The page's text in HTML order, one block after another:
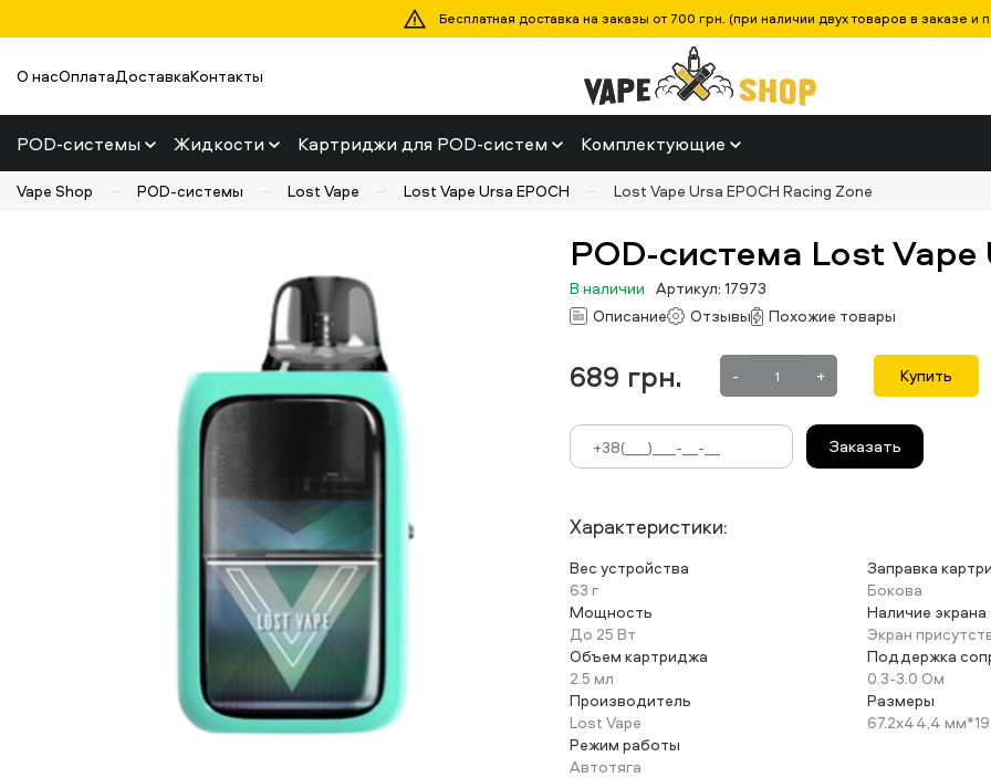
Бесплатная доставка на заказы от 700 грн. (при наличии двух товаров в заказе и
О насОплатаДоставкаКонтакты
POD-системы Жидкости Картриджи для POD-систем Комплектующие
Vape Shop POD-системы Lost Vape Lost Vape Ursa EPOCH Lost Vape Ursa EPOCH Racing Zone
POD-система Lost
В наличии Артикул: 17973
Описание
Отзывы Похожие товары
689 грн. - + Купить
Заказать
Характеристики:
Вес устройства
63 г
Заправка
Бокова
Мощность
До 25 Вт
Наличие экрана
Экран
Объем картриджа
2.5 мл
Поддержка
0.3-3.0 Ом
Производитель
Lost Vape
Размеры
67.2x44,4
Режим работы
Автотяга